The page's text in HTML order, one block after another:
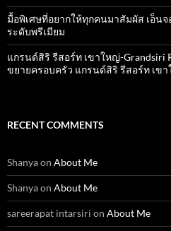
มื้อพิเศษที่อยากให้ทุกคนมาสัมผัส เอ็น
ระดับพรีเมียม
แกรนด์สิริ​ รีสอร์ท​ เขาใหญ่​-Grandsiri​
ขยายครอบครัว แกรนด์สิริ รีสอร์ท เข
RECENT COMMENTS
Shanyaon About Me
Shanyaon About Me
sareerapat intarsiri on About Me